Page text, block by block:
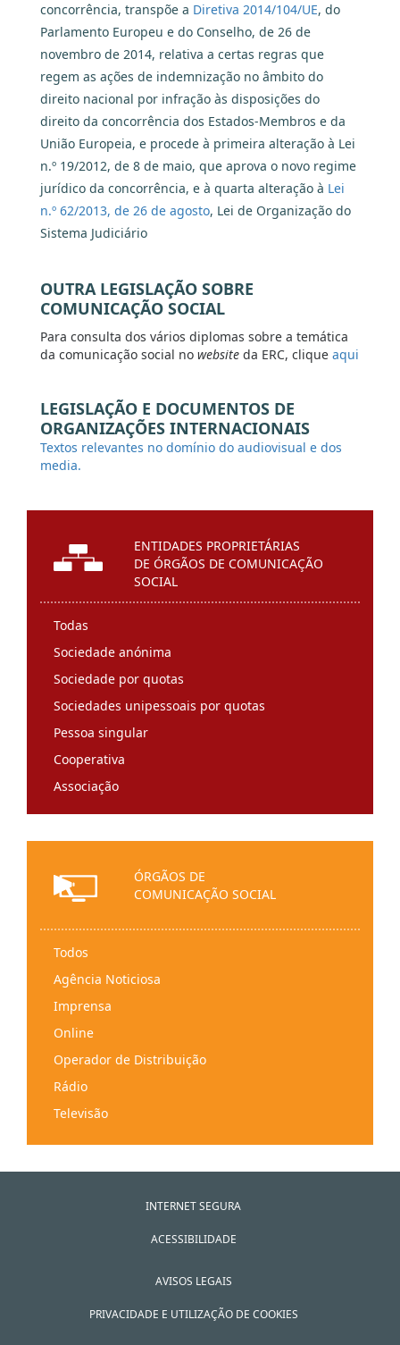
concorrência, transpõe a Diretiva 2014/104/UE, do
Parlamento Europeu e do Conselho, de 26 de
novembro de 2014, relativa a certas regras que
regem as ações de indemnização no âmbito do
direito nacional por infração às disposições do
direito da concorrência dos Estados-Membros e da
União Europeia, e procede à primeira alteração à Lei
n.º 19/2012, de 8 de maio, que aprova o novo regime
jurídico da concorrência, e à quarta alteração à Lei
n.º 62/2013, de 26 de agosto, Lei de Organização do
Sistema Judiciário
OUTRA LEGISLAÇÃO SOBRE
COMUNICAÇÃO SOCIAL
Para consulta dos vários diplomas sobre a temática
da comunicação social no website da ERC, clique aqui
LEGISLAÇÃO E DOCUMENTOS DE
ORGANIZAÇÕES INTERNACIONAIS
Textos relevantes no domínio do audiovisual e dos
media.
ENTIDADES PROPRIETÁRIAS
DE ÓRGÃOS DE COMUNICAÇÃO
SOCIAL
Todas
Sociedade anónima
Sociedade por quotas
Sociedades unipessoais por quotas
Pessoa singular
Cooperativa
Associação
Entidade religiosa
Sociedade de direito estrangeiro
Instituição particular de solidariedade social
Fundação
Instituto
Ordem profissional
Partido político
Pessoas coletivas de direito público
Sindicato/organização sindical
Herança indivisa
Comunidade intermunicipal
ÓRGÃOS DE
COMUNICAÇÃO SOCIAL
Todos
Agência Noticiosa
Imprensa
Online
Operador de Distribuição
Rádio
Televisão
INTERNET SEGURA
ACESSIBILIDADE
AVISOS LEGAIS
PRIVACIDADE E UTILIZAÇÃO DE COOKIES